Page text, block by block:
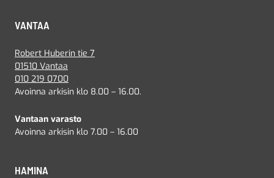
VANTAA
Robert Huberin tie 7
01510 Vantaa
010 219 0700
Avoinna arkisin klo 8.00 – 16.00.
Vantaan varasto
Avoinna arkisin klo 7.00 – 16.00
HAMINA